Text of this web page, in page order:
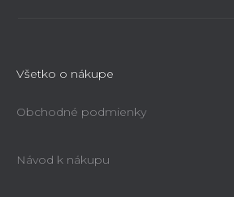
Všetko o nákupe
Obchodné podmienky
Návod k nákupu